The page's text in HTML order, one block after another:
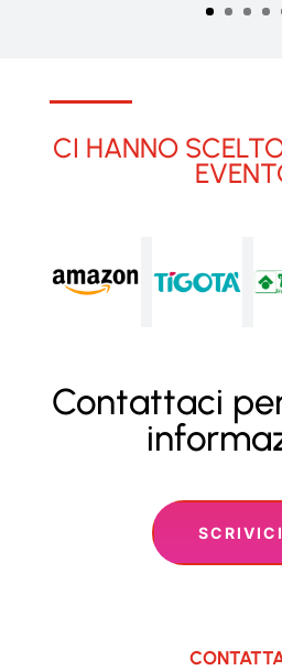
CI HANNO
Contattaci
SCRIVICI